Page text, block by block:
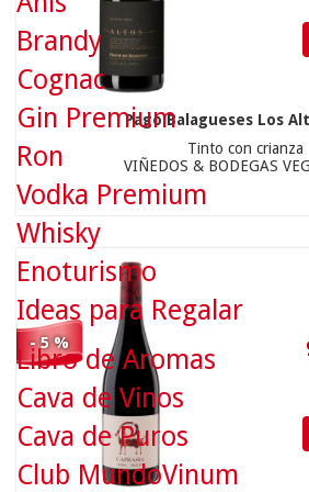
Pago Balagueses Los
Tinto con crianza
VIÑEDOS & BODEGAS
- 5 %
9.98
Brandy
Cognac
Gin Premium
Ron
Vodka Premium
Whisky
Enoturismo
Ideas para Regalar
Libro de Aromas
Cava de Vinos
Cava de Puros
Club MundoVinum